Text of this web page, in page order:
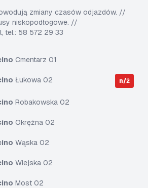
Cmentarz 01
Łukowa 02 n/ż
Robakowska 02
Okrężna 02
Wąska 02
Wiejska 02
Most 02
zmiany czasów odjazdów. //
niskopodłogowe. //
tel.: 58 572 29 33